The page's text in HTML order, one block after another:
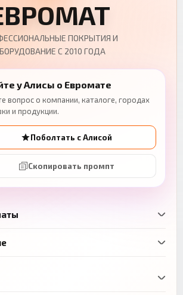
ПОКРЫТИЯ И
С 2010 ГОДА
у Алисы о Евромате
вопрос о компании, каталоге, городах
и продукции.
Поболтать с Алисой
Скопировать промпт